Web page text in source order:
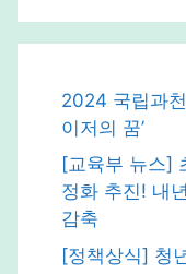
2024 국립과
이저의 꿈’
[교육부 뉴스]
정화 추진! 내
감축
[정책상식] 청